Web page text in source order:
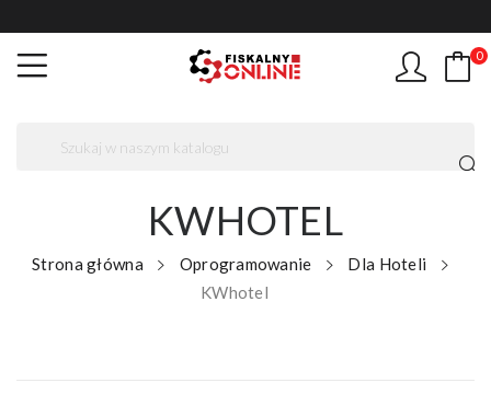
0
KWHOTEL
Strona główna Oprogramowanie
Dla Hoteli
KWhotel